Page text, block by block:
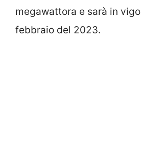
megawattora e sarà in
febbraio del 2023.